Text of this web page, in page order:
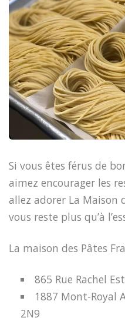
Si vous êtes férus de
aimez encourager les
allez adorer La Maison
vous reste plus qu’à
La maison des Pâtes
865 Rue Rachel
1887 Mont-Royal
2N9